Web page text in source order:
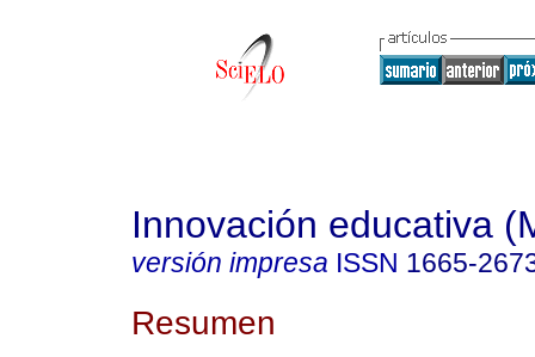
Innovación educativa
versión impresa ISSN 1665-
Resumen